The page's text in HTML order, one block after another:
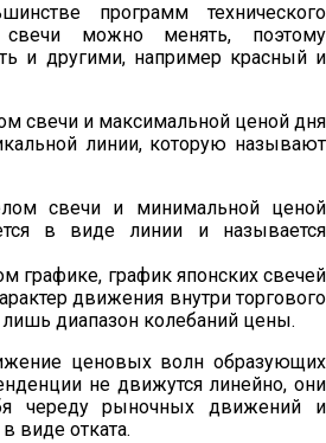
программ технического
можно менять, поэтому
и другими, например красный и
свечи и максимальной ценой дня
линии, которую называют
свечи и минимальной ценой
в виде линии и называется
графике, график японских свечей
движения внутри торгового
диапазон колебаний цены.
ценовых волн образующих
не движутся линейно, они
череду рыночных движений и
виде отката.